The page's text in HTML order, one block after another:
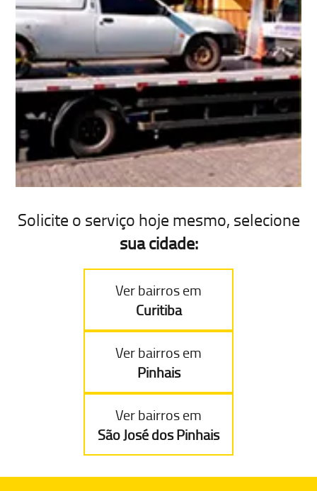
Solicite o serviço hoje mesmo, selecione
sua cidade:
Ver bairros em
Curitiba
Ver bairros em
Pinhais
Ver bairros em
São José dos Pinhais